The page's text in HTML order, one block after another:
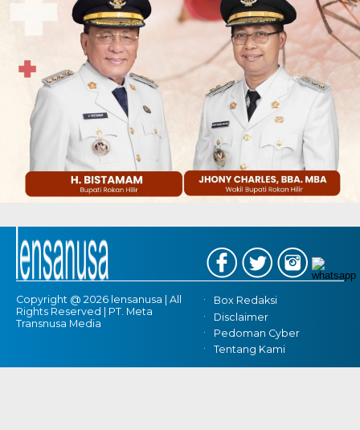
Copyright @ 2026 lensanusa | All
Rights Reserved | PT. Meta
Transnusa Media
Box Redaksi
Disclaimer
Pedoman Cyber
Tentang Kami